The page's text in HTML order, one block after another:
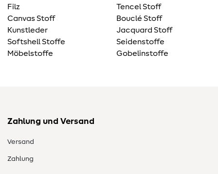
Filz
Canvas Stoff
Kunstleder
Softshell Stoffe
Möbelstoffe
Tencel Stoff
Bouclé Stoff
Jacquard Stoff
Seidenstoffe
Gobelinstoffe
Zahlung und Versand
Versand
Zahlung